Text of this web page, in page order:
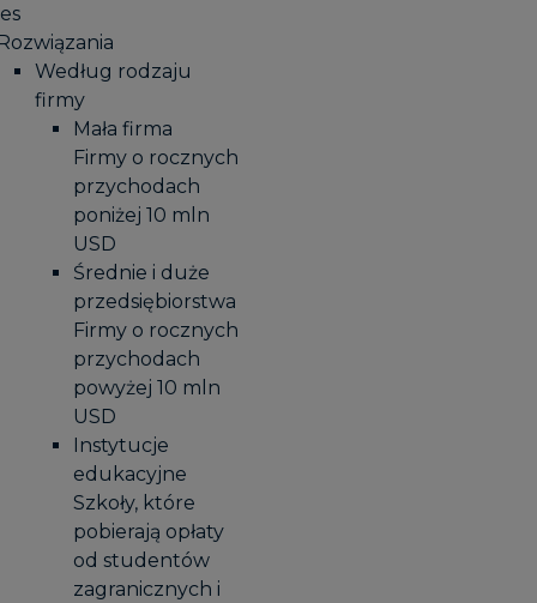
Według rodzaju
firmy
Mała firma
Firmy o rocznych
przychodach
poniżej 10 mln
USD
Średnie i duże
przedsiębiorstwa
Firmy o rocznych
przychodach
powyżej 10 mln
USD
Instytucje
edukacyjne
Szkoły, które
pobierają opłaty
od studentów
zagranicznych i